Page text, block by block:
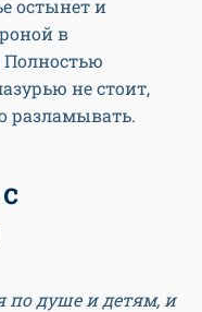
остынет и
в
не стоит,
разламывать.
по душе и детям, и